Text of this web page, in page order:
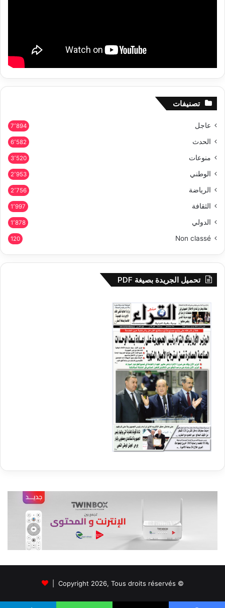
تصنيفات
عاجل 7٬894
الحدث 6٬582
منوعات 3٬520
الوطني 2٬953
الرياضة 2٬756
الثقافة 1٬997
الدولي 1٬878
Non classé
120
تحميل الجريدة بصيغة PDF
© Copyright 2026, Tous droits réservés |